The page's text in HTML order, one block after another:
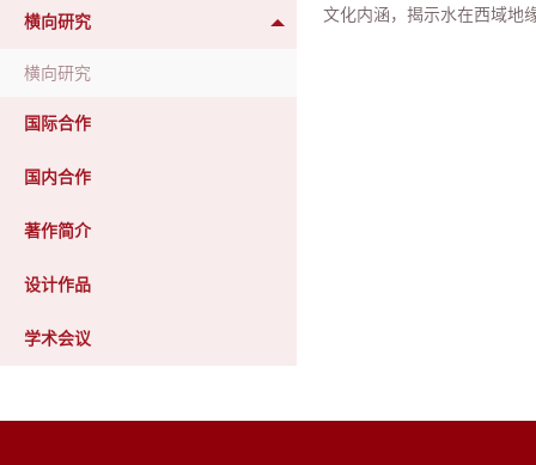
横向研究
横向研究
国际合作
国内合作
著作简介
设计作品
学术会议
文化内涵，揭示水在西域地